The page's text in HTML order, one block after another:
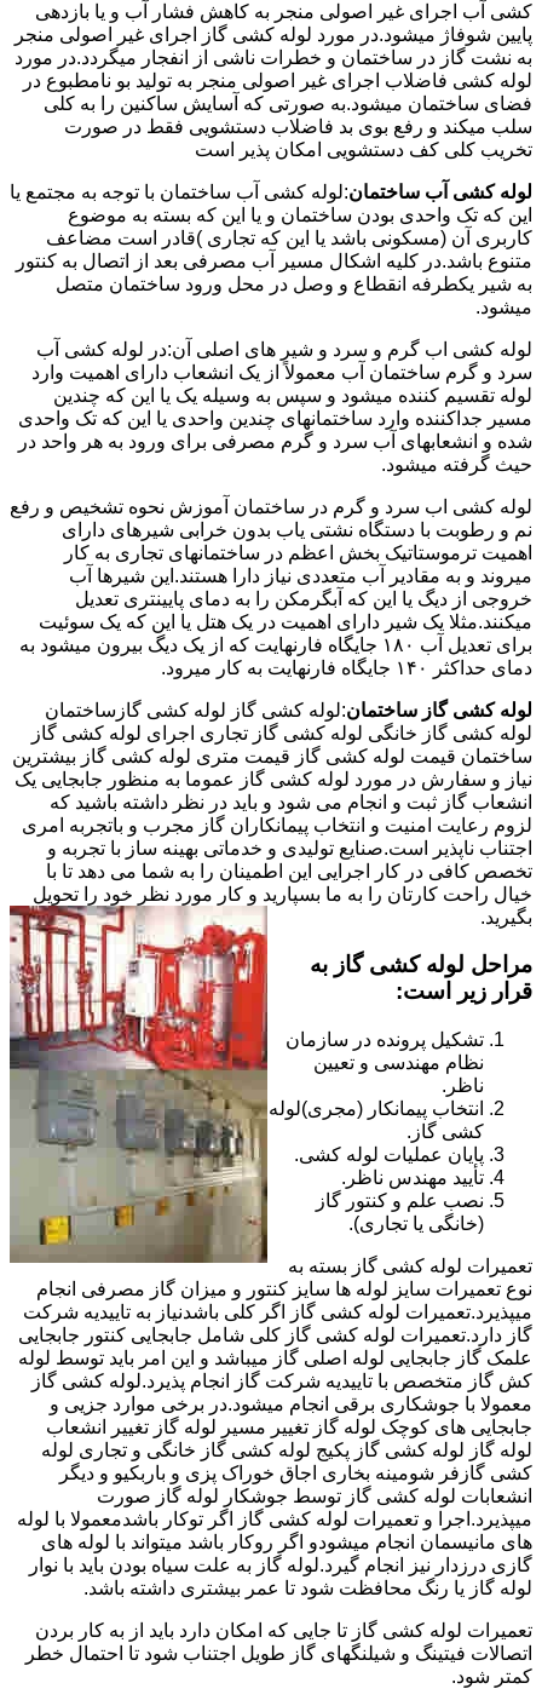
کشی آب اجرای غیر اصولی منجر به کاهش فشار آب و یا بازدهی
پایین شوفاژ میشود.در مورد لوله کشی گاز اجرای غیر اصولی منجر
به نشت گاز در ساختمان و خطرات ناشی از انفجار میگردد.در مورد
لوله کشی فاضلاب اجرای غیر اصولی منجر به تولید بو نامطبوع در
فضای ساختمان میشود.به صورتی که آسایش ساکنین را به کلی
سلب میکند و رفع بوی بد فاضلاب دستشویی فقط در صورت
تخریب کلی کف دستشویی امکان پذیر است
لوله کشی آب ساختمان:لوله کشی آب ساختمان با توجه به مجتمع یا
این که تک واحدی بودن ساختمان و یا این که بسته به موضوع
کاربری آن (مسکونی باشد یا این که تجاری )قادر است مضاعف
متنوع باشد.در کلیه اشکال مسیر آب مصرفی بعد از اتصال به کنتور
به شیر یکطرفه انقطاع و وصل در محل ورود ساختمان متصل
میشود.
لوله کشی اب گرم و سرد و شیر های اصلی آن:در لوله کشی آب
سرد و گرم ساختمان آب معمولاً از یک انشعاب دارای اهمیت وارد
لوله تقسیم کننده میشود و سپس به وسیله یک یا این که چندین
مسیر جداکننده وارد ساختمانهای چندین واحدی یا این که تک واحدی
شده و انشعابهای آب سرد و گرم مصرفی برای ورود به هر واحد در
حیث گرفته میشود.
لوله کشی اب سرد و گرم در ساختمان آموزش نحوه تشخیص و رفع
نم و رطوبت با دستگاه نشتی یاب بدون خرابی شیرهای دارای
اهمیت ترموستاتیک بخش اعظم در ساختمانهای تجاری به کار
میروند و به مقادیر آب متعددی نیاز دارا هستند.این شیرها آب
خروجی از دیگ یا این که آبگرمکن را به دمای پایینتری تعدیل
میکنند.مثلا یک شیر دارای اهمیت در یک هتل یا این که یک سوئیت
برای تعدیل آب ۱۸۰ جایگاه فارنهایت که از یک دیگ بیرون میشود به
دمای حداکثر ۱۴۰ جایگاه فارنهایت به کار میرود.
لوله کشی گاز ساختمان:لوله کشی گاز لوله کشی گازساختمان
لوله کشی گاز خانگی لوله کشی گاز تجاری اجرای لوله کشی گاز
ساختمان قیمت لوله کشی گاز قیمت متری لوله کشی گاز بیشترین
نیاز و سفارش در مورد لوله کشی گاز عموما به منظور جابجایی یک
انشعاب گاز ثبت و انجام می شود و باید در نظر داشته باشید که
لزوم رعایت امنیت و انتخاب پیمانکاران گاز مجرب و باتجربه امری
اجتناب ناپذیر است.صنایع تولیدی و خدماتی بهینه ساز با تجربه و
تخصص کافی در کار اجرایی این اطمینان را به شما می دهد تا با
خیال راحت کارتان را به ما بسپارید و کار مورد نظر خود را تحویل
بگیرید.
مراحل لوله کشی گاز به
قرار زیر است:
تشکیل پرونده در سازمان
نظام مهندسی و تعیین
ناظر.
انتخاب پیمانکار (مجری)لوله
کشی گاز.
پایان عملیات لوله کشی.
تأیید مهندس ناظر.
نصب علم و کنتور گاز
(خانگی یا تجاری).
تعمیرات لوله کشی گاز بسته به
نوع تعمیرات سایز لوله ها سایز کنتور و میزان گاز مصرفی انجام
میپذیرد.تعمیرات لوله کشی گاز اگر کلی باشدنیاز به تاییدیه شرکت
گاز دارد.تعمیرات لوله کشی گاز کلی شامل جابجایی کنتور جابجایی
علمک گاز جابجایی لوله اصلی گاز میباشد و این امر باید توسط لوله
کش گاز متخصص با تاییدیه شرکت گاز انجام پذیرد.لوله کشی گاز
معمولا با جوشکاری برقی انجام میشود.در برخی موارد جزیی و
جابجایی های کوچک لوله گاز تغییر مسیر لوله گاز تغییر انشعاب
لوله گاز لوله کشی گاز پکیج لوله کشی گاز خانگی و تجاری لوله
کشی گازفر شومینه بخاری اجاق خوراک پزی و باربکیو و دیگر
انشعابات لوله کشی گاز توسط جوشکار لوله گاز صورت
میپذیرد.اجرا و تعمیرات لوله کشی گاز اگر توکار باشدمعمولا با لوله
های مانیسمان انجام میشودو اگر روکار باشد میتواند با لوله های
گازی درزدار نیز انجام گیرد.لوله گاز به علت سیاه بودن باید با نوار
لوله گاز یا رنگ محافظت شود تا عمر بیشتری داشته باشد.
تعمیرات لوله کشی گاز تا جایی که امکان دارد باید از به کار بردن
اتصالات فیتینگ و شیلنگهای گاز طویل اجتناب شود تا احتمال خطر
کمتر شود.